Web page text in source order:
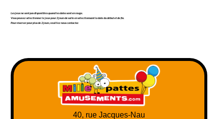
Les jeux ne sont pas disponibles quand les dates sont en rouge.
Vous pouvez sélectionner le jeux pour 2 jours de suite en sélectionnant la date du début et de fin.
Pour réserver pour plus de 2 jours, veuillez nous contacter.
40, rue Jacques-Nau